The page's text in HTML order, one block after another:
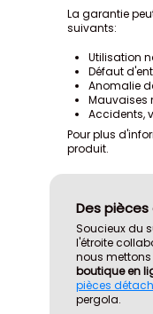
La garantie
suivants:
Utilisation
Défaut
Anomalie
Mauvaises
Accidents,
Pour plus
produit.
Des
Soucieux du
l'étroite
nous
boutique en
pièces
pergola.